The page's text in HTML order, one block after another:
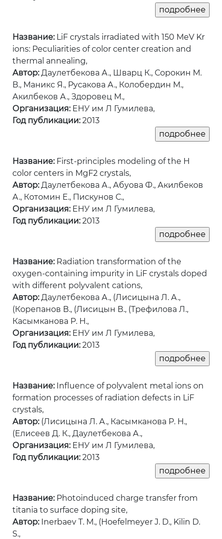
Название:LiF crystals irradiated with 150 MeV Kr
ions: Peculiarities of color center creation and
thermal annealing,
Автор:Даулетбекова А., Шварц К., Сорокин М.
В., Маникс Я., Русакова А., Колобердин М.,
Акилбеков А., Здоровец М.,
Организация:ЕНУ им Л Гумилева,
Год публикации:2013
Название:First-principles modeling of the H
color centers in MgF2 crystals,
Автор:Даулетбекова А., Абуова Ф., Акилбеков
А., Котомин Е., Пискунов С.,
Организация:ЕНУ им Л Гумилева,
Год публикации:2013
Название:Radiation transformation of the
oxygen-containing impurity in LiF crystals doped
with different polyvalent cations,
Автор:Даулетбекова А., (Лисицына Л. А.,
(Корепанов В., (Лисицын В., (Трефилова Л.,
Касымканова Р. Н.,
Организация:ЕНУ им Л Гумилева,
Год публикации:2013
Название:Influence of polyvalent metal ions on
formation processes of radiation defects in LiF
crystals,
Автор:(Лисицына Л. А., Касымканова Р. Н.,
(Елисеев Д. К., Даулетбекова А.,
Организация:ЕНУ им Л Гумилева,
Год публикации:2013
Название:Photoinduced charge transfer from
titania to surface doping site,
Автор:Inerbaev T. M., (Hoefelmeyer J. D., Kilin D.
S.,